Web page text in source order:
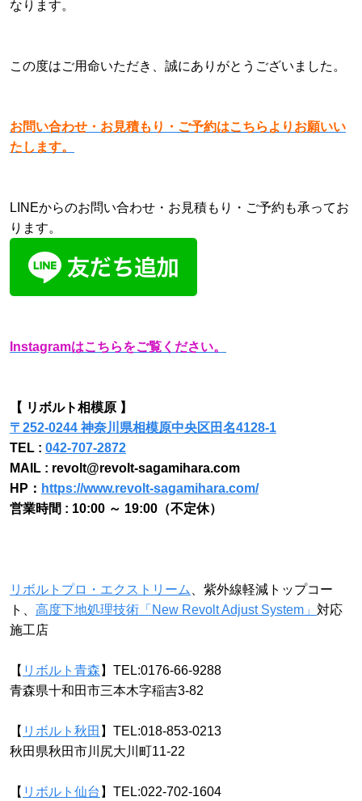
なります。
この度はご用命いただき、誠にありがとうございました。
お問い合わせ・お見積もり・ご予約はこちらよりお願いい
たします。
LINEからのお問い合わせ・お見積もり・ご予約も承ってお
ります。
Instagramはこちらをご覧ください。
【 リボルト相模原 】
〒252-0244 神奈川県相模原中央区田名4128-1
TEL : 042-707-2872
MAIL : revolt@revolt-sagamihara.com
HP： https://www.revolt-sagamihara.com/
営業時間 : 10:00 ～ 19:00（不定休）
リボルトプロ・エクストリーム
、紫外線軽減トップコー
ト、 高度下地処理技術「New Revolt Adjust System」 対応
施工店
【 リボルト青森 】TEL:0176-66-9288
青森県十和田市三本木字稲吉3-82
【 リボルト秋田 】TEL:018-853-0213
秋田県秋田市川尻大川町11-22
【 リボルト仙台 】TEL:022-702-1604